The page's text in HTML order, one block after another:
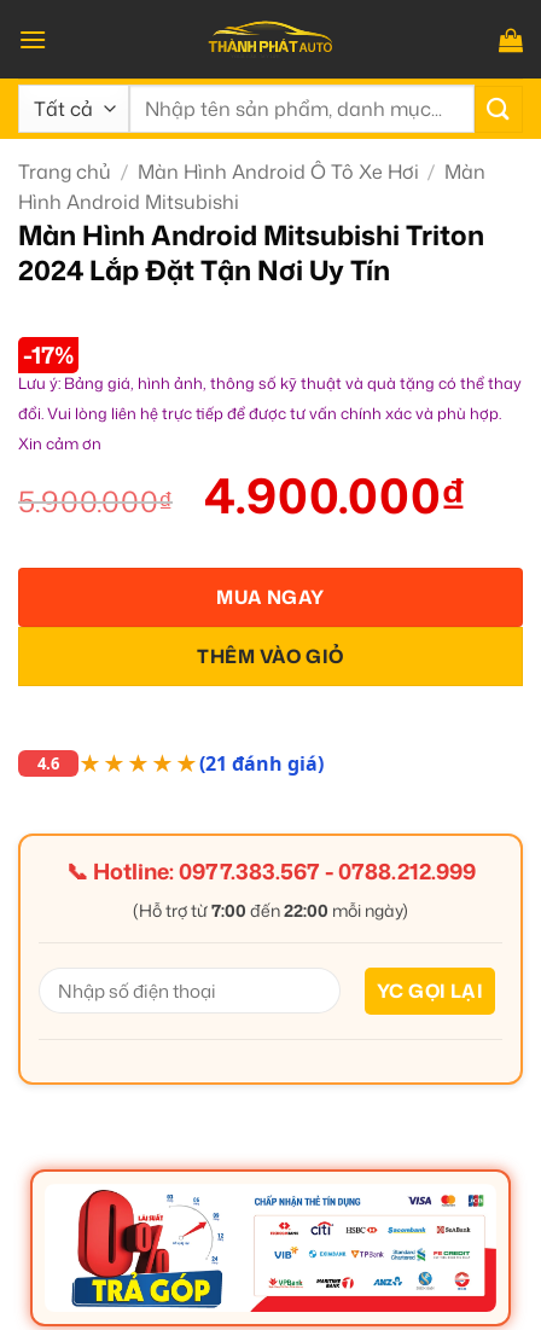
qua
nội
dung
Tìm
Trang chủ / Màn Hình Android Ô Tô Xe Hơi / Màn
Hình Android Mitsubishi
Màn Hình Android Mitsubishi Triton
2024 Lắp Đặt Tận Nơi Uy Tín
-17%
Lưu ý: Bảng giá, hình ảnh, thông số kỹ thuật và quà tặng có thể thay
đổi. Vui lòng liên hệ trực tiếp để được tư vấn chính xác và phù hợp.
Xin cảm ơn
5.900.000₫ 4.900.000₫
THÊM VÀO GIỎ
MUA NGAY
4.6 ★★★★★(21 đánh giá)
📞 Hotline:0977.383.567-0788.212.999
(Hỗ trợ từ7:00 đến22:00 mỗi ngày)